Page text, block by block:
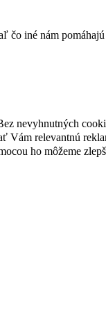
iné nám
nevyhnutných
relevantnú
ho môžeme